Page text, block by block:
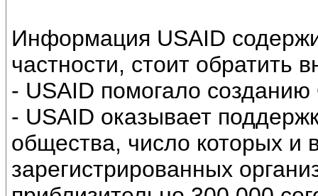
Информация USAID
частности, стоит обратить
- USAID помогало созданию
- USAID оказывает
общества, число которых и
зарегистрированных